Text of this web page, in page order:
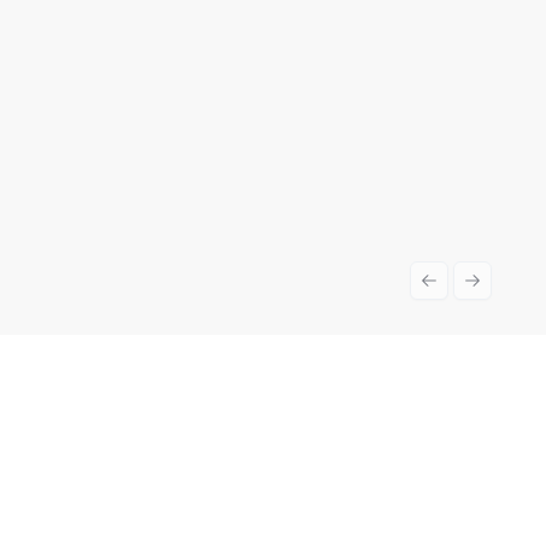
Previous slide
Next slide